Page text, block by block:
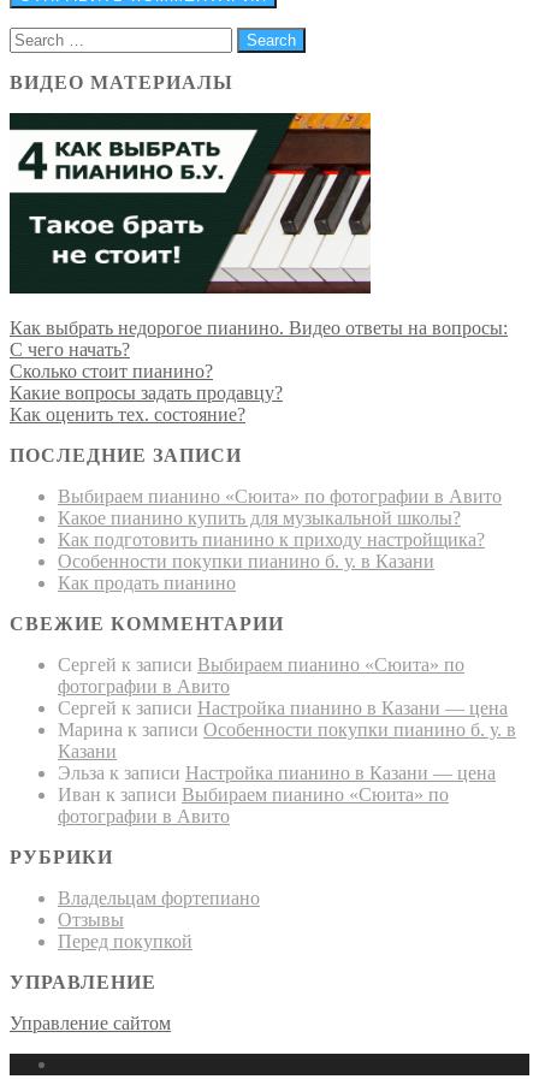
ВИДЕО МАТЕРИАЛЫ
Как выбрать недорогое пианино. Видео ответы на вопросы:
С чего начать?
Сколько стоит пианино?
Какие вопросы задать продавцу?
Как оценить тех. состояние?
ПОСЛЕДНИЕ ЗАПИСИ
Выбираем пианино «Сюита» по фотографии в Авито
Какое пианино купить для музыкальной школы?
Как подготовить пианино к приходу настройщика?
Особенности покупки пианино б. у. в Казани
Как продать пианино
СВЕЖИЕ КОММЕНТАРИИ
Сергей к записи Выбираем пианино «Сюита» по
фотографии в Авито
Сергей к записи Настройка пианино в Казани — цена
Марина к записи Особенности покупки пианино б. у. в
Казани
Эльза к записи Настройка пианино в Казани — цена
Иван к записи Выбираем пианино «Сюита» по
фотографии в Авито
РУБРИКИ
Владельцам фортепиано
Отзывы
Перед покупкой
УПРАВЛЕНИЕ
Управление сайтом